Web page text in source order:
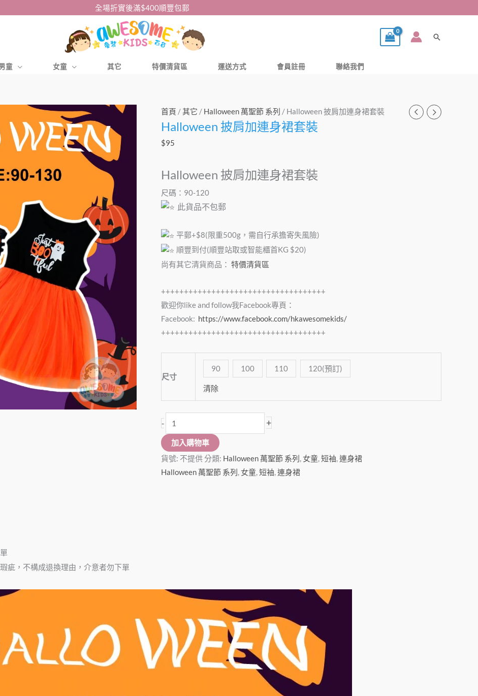
全場折實後滿$400順豐包郵
搜
童 女童 其它 特價清貨區 運送方式 會員註冊 聯絡我們
首頁 /其它 / Halloween 萬聖節 系列 / Halloween 披肩加連身裙套裝
Halloween 披肩加連身裙套裝
$95
Halloween 披肩加連身裙套裝
尺碼：90-120
此貨品不包郵
平郵+$8(限重500g，需自行承擔寄失風險)
順豐到付(順豐站取或智能櫃首KG $20)
尚有其它清貨商品： 特價清貨區
++++++++++++++++++++++++++++++++++++
歡迎你like and follow我Facebook專頁：
Facebook: https://www.facebook.com/hkawesomekids/
++++++++++++++++++++++++++++++++++++
尺寸
90 100 110 120(預訂)
清除
-
Halloween
披
肩
身
裙
套
數
量
+
加入購物車
貨號: 不提供分類: Halloween 萬聖節 系列 , 女童,短袖,連身裙
Halloween 萬聖節 系列 , 女童,短袖,連身裙
疵，不構成退換理由，介意者勿下單